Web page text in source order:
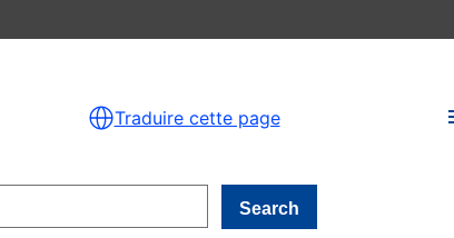
Traduire cette page
Search